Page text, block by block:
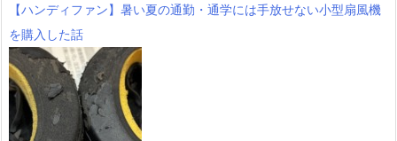
【ハンディファン】暑い夏の通勤・通学には手放せない小型扇風機
を購入した話